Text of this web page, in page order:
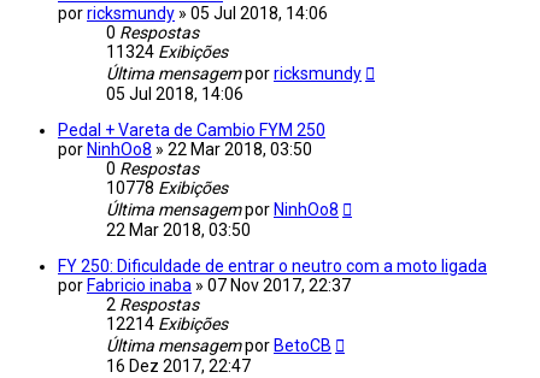
porricksmundy » 05 Jul 2018, 14:06
0 Respostas
11324 Exibições
Última mensagemporricksmundy
05 Jul 2018, 14:06
Pedal + Vareta de Cambio FYM 250
por NinhOo8 » 22 Mar 2018, 03:50
0 Respostas
10778 Exibições
Última mensagempor NinhOo8
22 Mar 2018, 03:50
FY 250: Dificuldade de entrar o neutro com a moto ligada
por Fabricio inaba » 07 Nov 2017, 22:37
2 Respostas
12214 Exibições
Última mensagempor BetoCB
16 Dez 2017, 22:47